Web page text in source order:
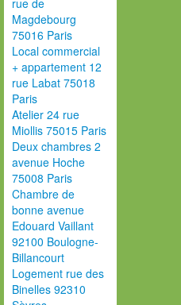
rue de
Magdebourg
75016 Paris
Local commercial
+ appartement 12
rue Labat 75018
Paris
Atelier 24 rue
Miollis 75015 Paris
Deux chambres 2
avenue Hoche
75008 Paris
Chambre de
bonne avenue
Edouard Vaillant
92100 Boulogne-
Billancourt
Logement rue des
Binelles 92310